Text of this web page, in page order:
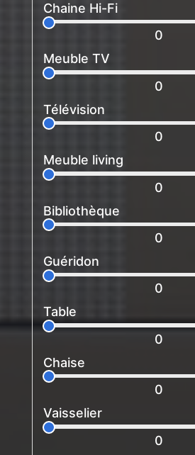
Chaine Hi-Fi
0
Meuble TV
0
Télévision
0
Meuble living
0
Bibliothèque
0
Guéridon
0
Table
0
Chaise
0
Vaisselier
0